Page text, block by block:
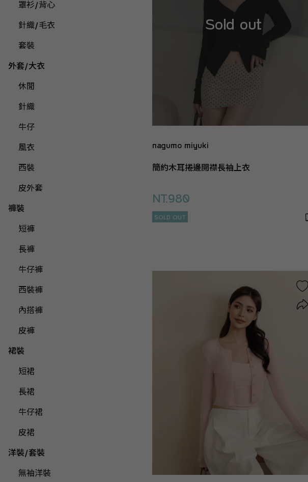
罩衫/背心
針織/毛衣
套裝
外套/大衣
休閒
針織
牛仔
風衣
西裝
皮外套
褲裝
短褲
長褲
牛仔褲
西裝褲
內搭褲
皮褲
裙裝
短裙
長裙
牛仔裙
皮裙
洋裝/套裝
無袖洋裝
nagumo miyuki
簡約木耳捲邊開襟長袖上衣
NT.980
SOLD OUT